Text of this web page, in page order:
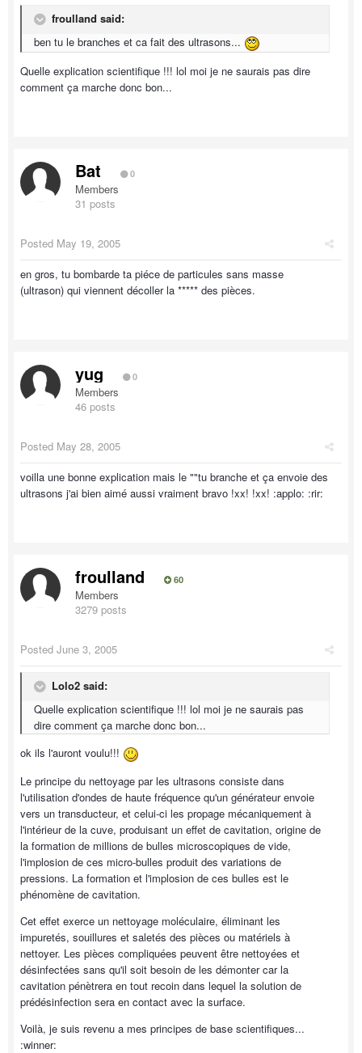
froulland said:
ben tu le branches et ca fait des ultrasons...
Quelle explication scientifique !!! lol moi je ne saurais pas dire
comment ça marche donc bon...
Bat 0
Members
31 posts
Posted May 19, 2005
en gros, tu bombarde ta piéce de particules sans masse
(ultrason) qui viennent décoller la ***** des pièces.
yug 0
Members
46 posts
Posted May 28, 2005
voilla une bonne explication mais le ""tu branche et ça envoie des
ultrasons j'ai bien aimé aussi vraiment bravo !xx! !xx! :applo: :rir:
froulland 60
Members
3279 posts
Posted June 3, 2005
Lolo2 said:
Quelle explication scientifique !!! lol moi je ne saurais pas
dire comment ça marche donc bon...
ok ils l'auront voulu!!!
Le principe du nettoyage par les ultrasons consiste dans
l'utilisation d'ondes de haute fréquence qu'un générateur envoie
vers un transducteur, et celui-ci les propage mécaniquement à
l'intérieur de la cuve, produisant un effet de cavitation, origine de
la formation de millions de bulles microscopiques de vide,
l'implosion de ces micro-bulles produit des variations de
pressions. La formation et l'implosion de ces bulles est le
phénomène de cavitation.
Cet effet exerce un nettoyage moléculaire, éliminant les
impuretés, souillures et saletés des pièces ou matériels à
nettoyer. Les pièces compliquées peuvent être nettoyées et
désinfectées sans qu'il soit besoin de les démonter car la
cavitation pénètrera en tout recoin dans lequel la solution de
prédésinfection sera en contact avec la surface.
Voilà, je suis revenu a mes principes de base scientifiques...
:winner: